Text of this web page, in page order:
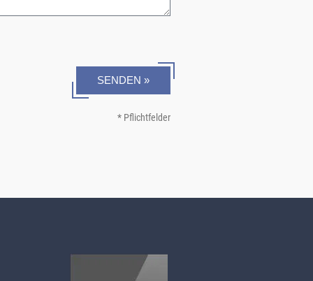
SENDEN »
* Pflichtfelder